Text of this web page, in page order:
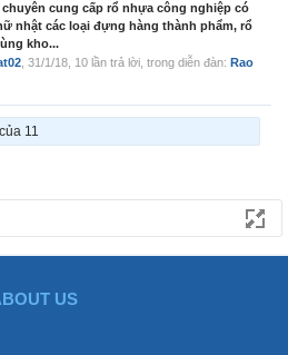
cung cấp rổ nhựa công nghiệp có
nhật các loại đựng hàng thành phẩm, rổ
kho...
31/1/18 , 10 lần trả lời, trong diễn đàn: Rao
11
US